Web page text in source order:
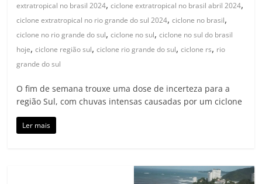
extratropical no brasil 2024,ciclone extratropical no brasil abril 2024,
ciclone extratropical no rio grande do sul 2024,ciclone no brasil,
ciclone no rio grande do sul,ciclone no sul,ciclone no sul do brasil
hoje,ciclone região sul,ciclone rio grande do sul,ciclone rs, rio
grande do sul
O fim de semana trouxe uma dose de incerteza para a
região Sul, com chuvas intensas causadas por um ciclone
Ler mais